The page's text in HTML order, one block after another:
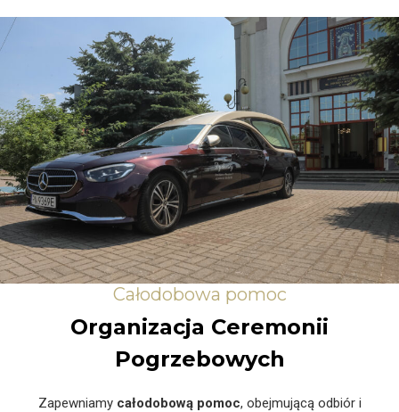
Całodobowa pomoc
Organizacja Ceremonii
Pogrzebowych
Zapewniamy całodobową pomoc, obejmującą odbiór i